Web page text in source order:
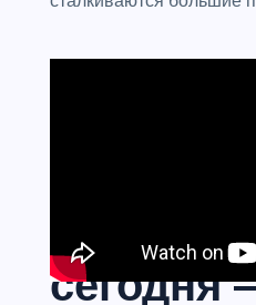
сегодня